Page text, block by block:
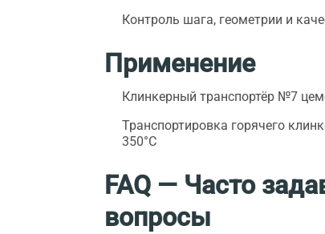
Контроль шага, геометрии и
Применение
Клинкерный транспортёр №7
Транспортировка горячего
350°C
FAQ — Часто
вопросы